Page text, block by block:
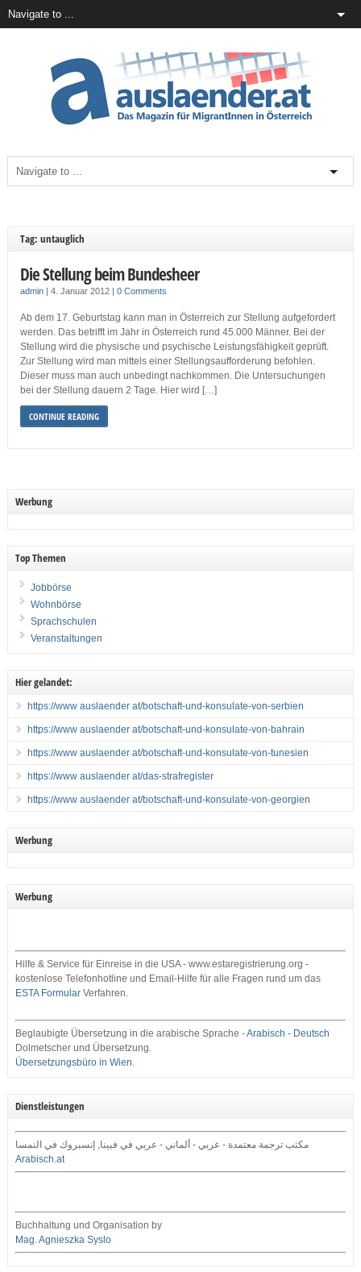
Tag: untauglich
Die Stellung beim Bundesheer
admin| 4. Januar 2012 | 0 Comments
Ab dem 17. Geburtstag kann man in Österreich zur Stellung aufgefordert
werden. Das betrifft im Jahr in Österreich rund 45.000 Männer. Bei der
Stellung wird die physische und psychische Leistungsfähigkeit geprüft.
Zur Stellung wird man mittels einer Stellungsaufforderung befohlen.
Dieser muss man auch unbedingt nachkommen. Die Untersuchungen
bei der Stellung dauern 2 Tage. Hier wird […]
CONTINUE READING
Werbung
Top Themen
Jobbörse
Wohnbörse
Sprachschulen
Veranstaltungen
Hier gelandet:
https://www auslaender at/botschaft-und-konsulate-von-serbien
https://www auslaender at/botschaft-und-konsulate-von-bahrain
https://www auslaender at/botschaft-und-konsulate-von-tunesien
https://www auslaender at/das-strafregister
https://www auslaender at/botschaft-und-konsulate-von-georgien
Werbung
Werbung
Hilfe & Service für Einreise in die USA - www.estaregistrierung.org -
kostenlose Telefonhotline und Email-Hilfe für alle Fragen rund um das
ESTA FormularVerfahren.
Beglaubigte Übersetzung in die arabische Sprache -Arabisch - Deutsch
Dolmetscher und Übersetzung.
Übersetzungsbüro in Wien.
Dienstleistungen
مكتب ترجمة معتمدة - عربي - ألماني - عربي في فيينا, إنسبروك في النمسا
Arabisch.at
Buchhaltung und Organisation by
Mag. Agnieszka Syslo